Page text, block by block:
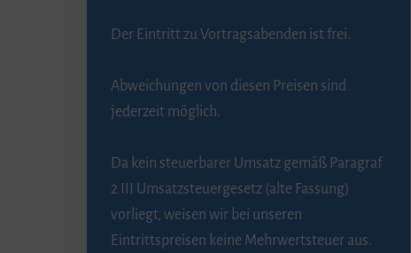
Der Eintritt zu Vortragsabenden ist frei.
Abweichungen von diesen Preisen sind
jederzeit möglich.
Da kein steuerbarer Umsatz gemäß Paragraf
2 III Umsatzsteuergesetz (alte Fassung)
vorliegt, weisen wir bei unseren
Eintrittspreisen keine Mehrwertsteuer aus.